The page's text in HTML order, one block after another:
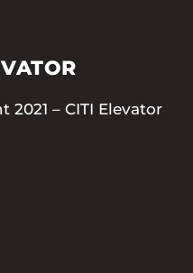
2021 – CITI Elevator